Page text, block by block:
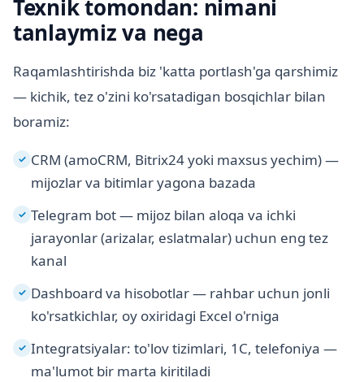
Texnik tomondan: nimani
tanlaymiz va nega
Raqamlashtirishda biz 'katta portlash'ga qarshimiz
— kichik, tez o'zini ko'rsatadigan bosqichlar bilan
boramiz:
✓ CRM (amoCRM, Bitrix24 yoki maxsus yechim) —
mijozlar va bitimlar yagona bazada
✓ Telegram bot — mijoz bilan aloqa va ichki
jarayonlar (arizalar, eslatmalar) uchun eng tez
kanal
✓ Dashboard va hisobotlar — rahbar uchun jonli
ko'rsatkichlar, oy oxiridagi Excel o'rniga
✓ Integratsiyalar: to'lov tizimlari, 1C, telefoniya —
ma'lumot bir marta kiritiladi